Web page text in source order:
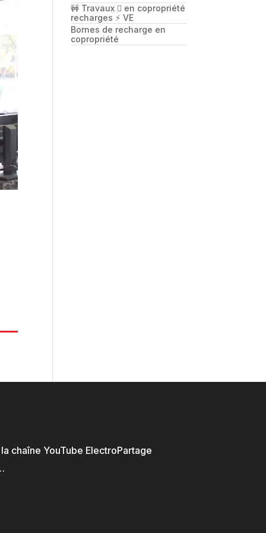
🚧 Travaux 🪏 en copropriété
recharges ⚡️ VE
Bornes de recharge en
copropriété
chaîne YouTube ElectroPartage